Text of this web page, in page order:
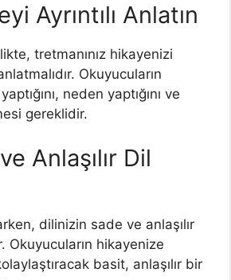
Ayrıntılı Anlatın
tretmanınız hikayenizi
Okuyucuların
neden yaptığını ve
gereklidir.
Anlaşılır Dil
dilinizin sade ve anlaşılır
Okuyucuların hikayenize
basit, anlaşılır bir